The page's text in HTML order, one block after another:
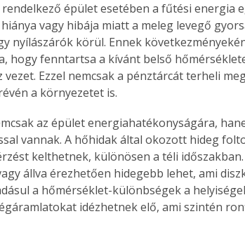
épület esetében a fűtési energia
vagy hibája miatt a meleg levegő
nyílászárók körül. Ennek
hogy fenntartsa a kívánt belső
vezet. Ezzel nemcsak a pénztárcát terheli
a környezetet is.
az épület energiahatékonyságára,
vannak. A hőhidak által okozott hideg
kelthetnek, különösen a téli
állva érezhetően hidegebb lehet, ami
a hőmérséklet-különbségek a
idézhetnek elő, ami szintén